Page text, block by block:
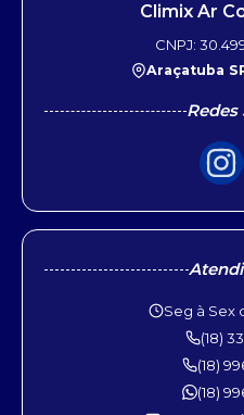
Climix Ar
CNPJ:
Araçatuba
Redes
Seg à Sex
(18)
(18)
(18)